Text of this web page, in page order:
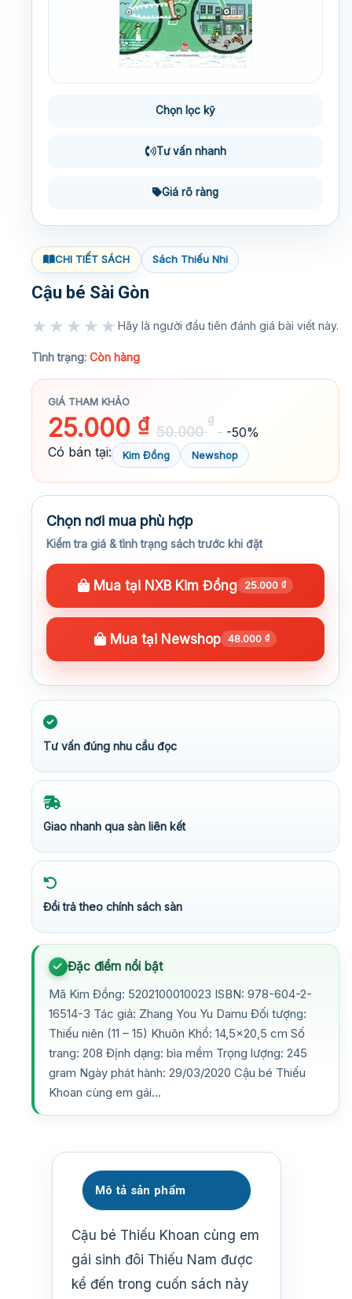
Chọn lọc kỹ
Tư vấn nhanh
Giá rõ ràng
CHI TIẾT SÁCH Sách Thiếu Nhi
Cậu bé Sài Gòn
★★★★★ Hãy là người đầu tiên đánh giá bài viết này.
Tình trạng: Còn hàng
GIÁ THAM KHẢO
25.000 ₫ 50.000
₫
-50%
Có bán tại:
Kim Đồng Newshop
Chọn nơi mua phù hợp
Kiểm tra giá & tình trạng sách trước khi đặt
Mua tại NXB Kim Đồng 25.000 ₫
Mua tại Newshop 48.000 ₫
Tư vấn đúng nhu cầu đọc
Giao nhanh qua sàn liên kết
Đổi trả theo chính sách sàn
Đặc điểm nổi bật
Mã Kim Đồng: 5202100010023 ISBN: 978-604-2-
16514-3 Tác giả: Zhang You Yu Damu Đối tượng:
Thiếu niên (11 – 15) Khuôn Khổ: 14,5×20,5 cm Số
trang: 208 Định dạng: bìa mềm Trọng lượng: 245
gram Ngày phát hành: 29/03/2020 Cậu bé Thiếu
Khoan cùng em gái…
Mô tả sản phẩm
Cậu bé Thiếu Khoan cùng em
gái sinh đôi Thiếu Nam được
kể đến trong cuốn sách này